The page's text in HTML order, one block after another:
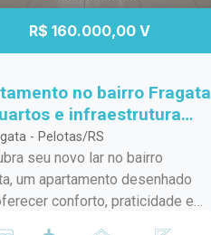
R$ 160.000,00 V
no bairro Fragata
e infraestrutura
- Pelotas/RS
seu novo lar no bairro
um apartamento desenhado
conforto, praticidade e